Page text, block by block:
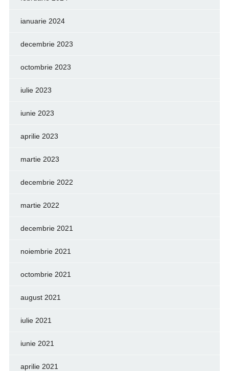
ianuarie 2024
decembrie 2023
octombrie 2023
iulie 2023
iunie 2023
aprilie 2023
martie 2023
decembrie 2022
martie 2022
decembrie 2021
noiembrie 2021
octombrie 2021
august 2021
iulie 2021
iunie 2021
aprilie 2021